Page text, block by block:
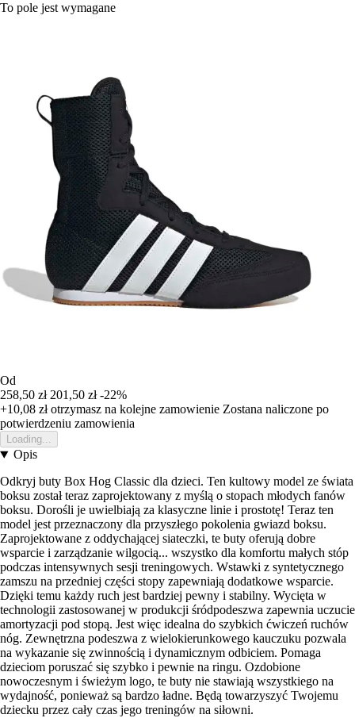
To pole jest wymagane
Od
258,50 zł 201,50 zł -22%
+10,08 złotrzymasz na kolejne zamowienie Zostana naliczone po
potwierdzeniu zamowienia
Loading...
Opis
Odkryj buty Box Hog Classic dla dzieci. Ten kultowy model ze świata
boksu został teraz zaprojektowany z myślą o stopach młodych fanów
boksu. Dorośli je uwielbiają za klasyczne linie i prostotę! Teraz ten
model jest przeznaczony dla przyszłego pokolenia gwiazd boksu.
Zaprojektowane z oddychającej siateczki, te buty oferują dobre
wsparcie i zarządzanie wilgocią... wszystko dla komfortu małych stóp
podczas intensywnych sesji treningowych. Wstawki z syntetycznego
zamszu na przedniej części stopy zapewniają dodatkowe wsparcie.
Dzięki temu każdy ruch jest bardziej pewny i stabilny. Wycięta w
technologii zastosowanej w produkcji śródpodeszwa zapewnia uczucie
amortyzacji pod stopą. Jest więc idealna do szybkich ćwiczeń ruchów
nóg. Zewnętrzna podeszwa z wielokierunkowego kauczuku pozwala
na wykazanie się zwinnością i dynamicznym odbiciem. Pomaga
dzieciom poruszać się szybko i pewnie na ringu. Ozdobione
nowoczesnym i świeżym logo, te buty nie stawiają wszystkiego na
wydajność, ponieważ są bardzo ładne. Będą towarzyszyć Twojemu
dziecku przez cały czas jego treningów na siłowni.